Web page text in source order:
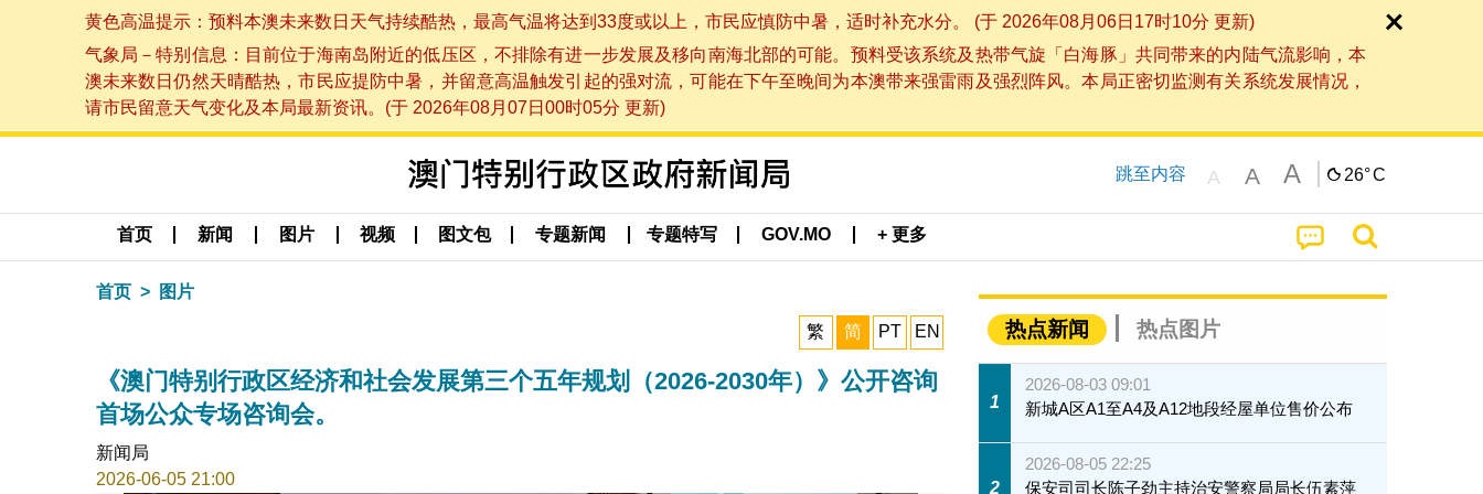
黄色高温提示：预料本澳未来数日天气持续酷热，最高气温将达到33度或以上，市民应慎防中暑，适时补充水分。 (于 2026年08月06日17时10分 更新)
气象局－特别信息：目前位于海南岛附近的低压区，不排除有进一步发展及移向南海北部的可能。预料受该系统及热带气旋「白海豚」共同带来的内陆气流影响，本
澳未来数日仍然天晴酷热，市民应提防中暑，并留意高温触发引起的强对流，可能在下午至晚间为本澳带来强雷雨及强烈阵风。本局正密切监测有关系统发展情况，
请市民留意天气变化及本局最新资讯。(于 2026年08月07日00时05分 更新)
跳至内容 A A A 26°C
首页 新闻 图片 视频 图文包 专题新闻 专题特写 GOV.MO + 更多
首页 图片
繁 简 PT EN
《澳门特别行政区经济和社会发展第三个五年规划（2026-2030年）》公开咨询
首场公众专场咨询会。
新闻局
2026-06-05 21:00
热点新闻 热点图片
1
2026-08-03 09:01
新城A区A1至A4及A12地段经屋单位售价公布
2
2026-08-05 22:25
保安司司长陈子劲主持治安警察局局长伍素萍